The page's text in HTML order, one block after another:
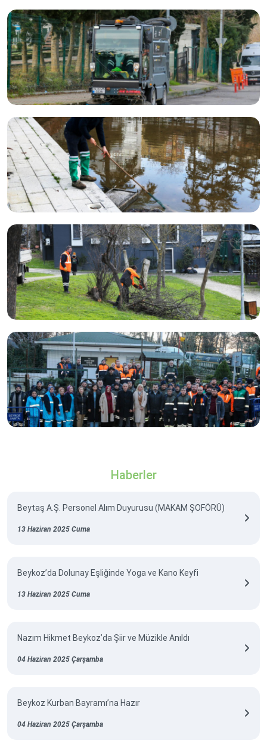
Haberler
Beytaş A.Ş. Personel Alım Duyurusu (MAKAM ŞOFÖRÜ)
13 Haziran 2025 Cuma
Beykoz’da Dolunay Eşliğinde Yoga ve Kano Keyfi
13 Haziran 2025 Cuma
Nazım Hikmet Beykoz’da Şiir ve Müzikle Anıldı
04 Haziran 2025 Çarşamba
Beykoz Kurban Bayramı’na Hazır
04 Haziran 2025 Çarşamba